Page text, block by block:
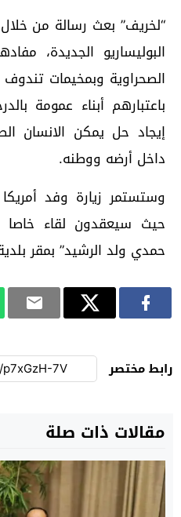
“لخريف” بعث رسالة من
البوليساريو الجديدة،
الصحراوية وبمخيمات
باعتبارهم أبناء عمومة
إيجاد حل يمكن الانسان
داخل أرضه ووطنه.
وستستمر زيارة وفد
حيث سيعقدون لقاء خاصا
حمدي ولد الرشيد” بمقر
رابط مختصر
مقالات ذات صلة